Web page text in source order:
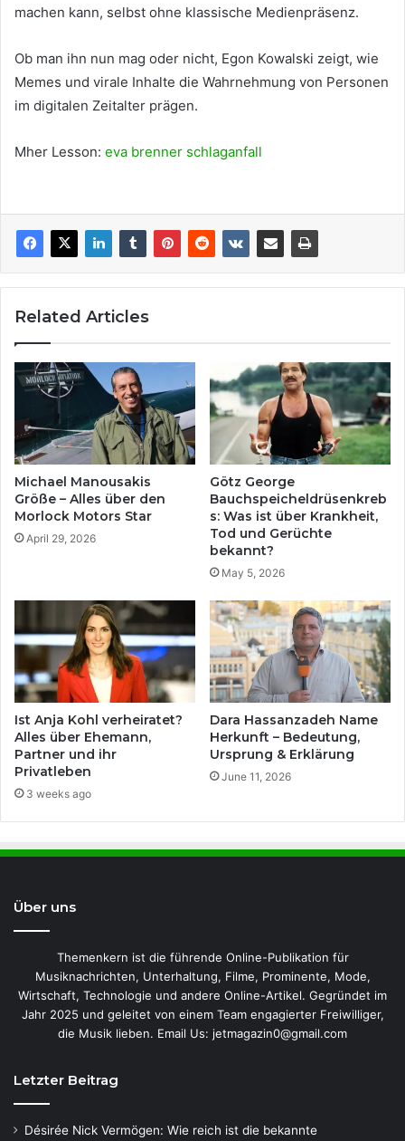
machen kann, selbst ohne klassische Medienpräsenz.
Ob man ihn nun mag oder nicht, Egon Kowalski zeigt, wie
Memes und virale Inhalte die Wahrnehmung von Personen
im digitalen Zeitalter prägen.
Mher Lesson: eva brenner schlaganfall
Related Articles
Michael Manousakis
Größe – Alles über den
Morlock Motors Star
April 29, 2026
Götz George
Bauchspeicheldrüsenkreb
s: Was ist über Krankheit,
Tod und Gerüchte
bekannt?
May 5, 2026
Ist Anja Kohl verheiratet?
Alles über Ehemann,
Partner und ihr
Privatleben
3 weeks ago
Dara Hassanzadeh Name
Herkunft – Bedeutung,
Ursprung & Erklärung
June 11, 2026
Über uns
Themenkern ist die führende Online-Publikation für
Musiknachrichten, Unterhaltung, Filme, Prominente, Mode,
Wirtschaft, Technologie und andere Online-Artikel. Gegründet im
Jahr 2025 und geleitet von einem Team engagierter Freiwilliger,
die Musik lieben. Email Us: jetmagazin0@gmail.com
Letzter Beitrag
Désirée Nick Vermögen: Wie reich ist die bekannte